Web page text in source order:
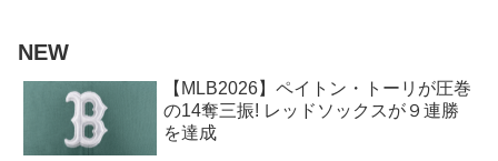
NEW
【MLB2026】ペイトン・トーリが圧巻
の14奪三振! レッドソックスが９連勝
を達成